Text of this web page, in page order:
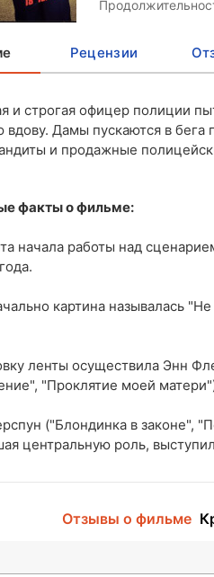
Рецензии
и строгая офицер полиции
вдову. Дамы пускаются в бега
и продажные
факты о фильме:
начала работы над
картина называлась
ленты осуществила Энн
"Проклятие моей
("Блондинка в законе",
центральную роль,
Отзывы о фильме